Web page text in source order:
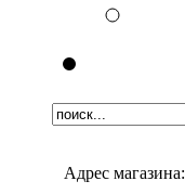
Адрес магазина: